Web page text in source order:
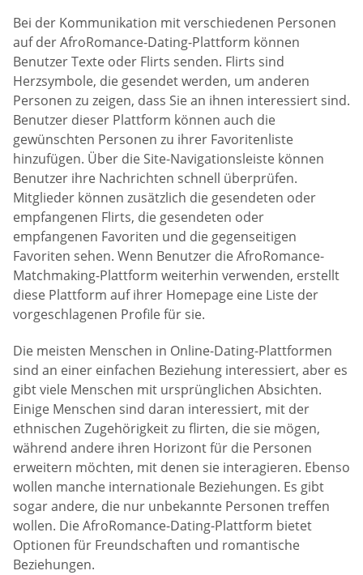
Bei der Kommunikation mit verschiedenen Personen
auf der AfroRomance-Dating-Plattform können
Benutzer Texte oder Flirts senden. Flirts sind
Herzsymbole, die gesendet werden, um anderen
Personen zu zeigen, dass Sie an ihnen interessiert sind.
Benutzer dieser Plattform können auch die
gewünschten Personen zu ihrer Favoritenliste
hinzufügen. Über die Site-Navigationsleiste können
Benutzer ihre Nachrichten schnell überprüfen.
Mitglieder können zusätzlich die gesendeten oder
empfangenen Flirts, die gesendeten oder
empfangenen Favoriten und die gegenseitigen
Favoriten sehen. Wenn Benutzer die AfroRomance-
Matchmaking-Plattform weiterhin verwenden, erstellt
diese Plattform auf ihrer Homepage eine Liste der
vorgeschlagenen Profile für sie.
Die meisten Menschen in Online-Dating-Plattformen
sind an einer einfachen Beziehung interessiert, aber es
gibt viele Menschen mit ursprünglichen Absichten.
Einige Menschen sind daran interessiert, mit der
ethnischen Zugehörigkeit zu flirten, die sie mögen,
während andere ihren Horizont für die Personen
erweitern möchten, mit denen sie interagieren. Ebenso
wollen manche internationale Beziehungen. Es gibt
sogar andere, die nur unbekannte Personen treffen
wollen. Die AfroRomance-Dating-Plattform bietet
Optionen für Freundschaften und romantische
Beziehungen.